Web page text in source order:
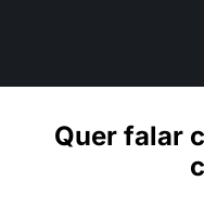
Quer falar